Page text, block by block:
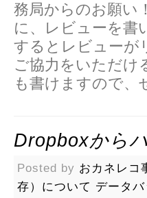
務局からのお願い
に、レビューを書
するとレビューが
ご協力をいただけ
も書けますので、
Dropboxから
Posted by おカネレコ
存）について データ